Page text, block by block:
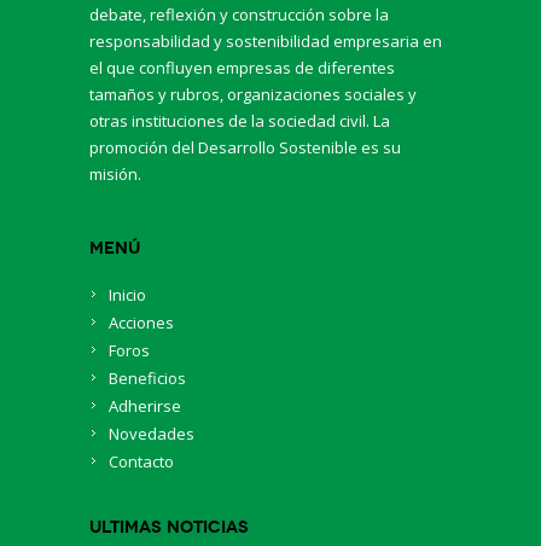
debate, reflexión y construcción sobre la
responsabilidad y sostenibilidad empresaria en
el que confluyen empresas de diferentes
tamaños y rubros, organizaciones sociales y
otras instituciones de la sociedad civil. La
promoción del Desarrollo Sostenible es su
misión.
Menú
Inicio
Acciones
Foros
Beneficios
Adherirse
Novedades
Contacto
Ultimas Noticias